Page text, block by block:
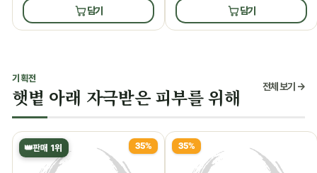
담기 담기
기획전
햇볕 아래 자극받은 피부를 위해 전체 보기 →
👑판매 1위 35% 35%